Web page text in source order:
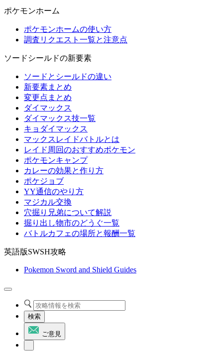
ポケモンホーム
ポケモンホームの使い方
調査リクエスト一覧と注意点
ソードシールドの新要素
ソードとシールドの違い
新要素まとめ
変更点まとめ
ダイマックス
ダイマックス技一覧
キョダイマックス
マックスレイドバトルとは
レイド周回のおすすめポケモン
ポケモンキャンプ
カレーの効果と作り方
ポケジョブ
YY通信のやり方
マジカル交換
穴掘り兄弟について解説
掘り出し物市のどうぐ一覧
バトルカフェの場所と報酬一覧
英語版SWSH攻略
Pokemon Sword and Shield Guides
検索
ご意見